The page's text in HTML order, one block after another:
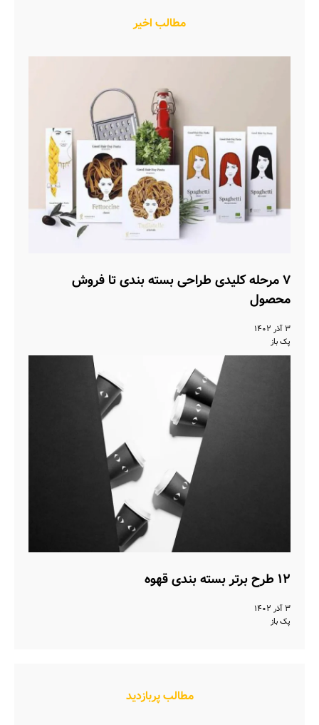
مطالب اخیر
۷ مرحله کلیدی طراحی بسته بندی تا فروش
محصول
۳ آذر ۱۴۰۲
پک باز
۱۲ طرح برتر بسته بندی قهوه
۳ آذر ۱۴۰۲
پک باز
مطالب پربازدید